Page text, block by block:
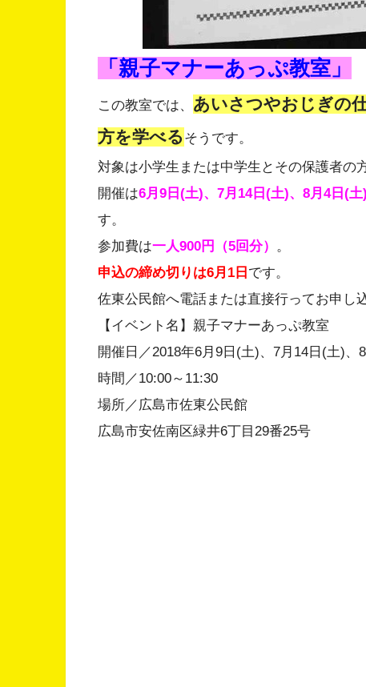
「親子マナーあっぷ教室」
この教室では、 あいさつやおじぎの
方を学べる そうです。
対象は小学生または中学生とその保護者の
開催は6月9日(土)、7月14日(土)、8月4日(
す。
参加費は一人900円（5回分） 。
申込の締め切りは6月1日 です。
佐東公民館へ電話または直接行ってお申し
【イベント名】親子マナーあっぷ教室
開催日／2018年6月9日(土)、7月14日(土)
時間／10:00～11:30
場所／広島市佐東公民館
広島市安佐南区緑井6丁目29番25号